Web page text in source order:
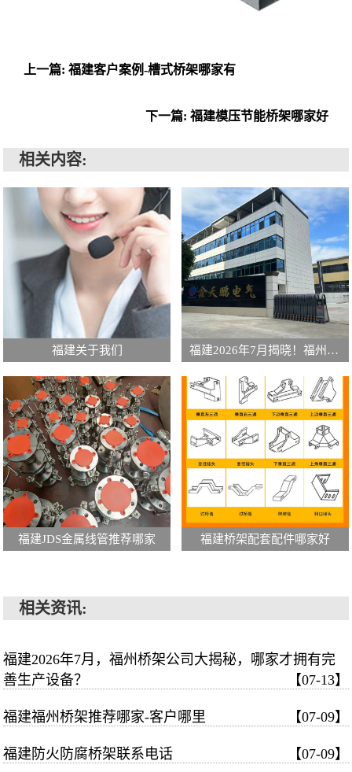
上一篇: 福建客户案例-槽式桥架哪家有
下一篇: 福建模压节能桥架哪家好
相关内容:
福建关于我们 福建2026年7月揭晓！福州专业桥架制造公司排行榜大揭秘！
福建JDS金属线管推荐哪家 福建桥架配套配件哪家好
相关资讯:
福建2026年7月，福州桥架公司大揭秘，哪家才拥有完
善生产设备？
【07-13】
福建福州桥架推荐哪家-客户哪里 【07-09】
福建防火防腐桥架联系电话 【07-09】